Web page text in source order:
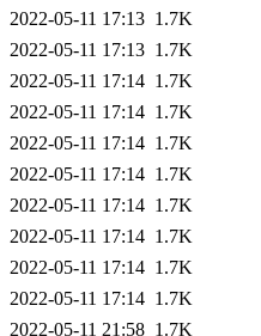
2022-05-11 17:13 1.7K
2022-05-11 17:13 1.7K
2022-05-11 17:14 1.7K
2022-05-11 17:14 1.7K
2022-05-11 17:14 1.7K
2022-05-11 17:14 1.7K
2022-05-11 17:14 1.7K
2022-05-11 17:14 1.7K
2022-05-11 17:14 1.7K
2022-05-11 17:14 1.7K
2022-05-11 21:58 1.7K